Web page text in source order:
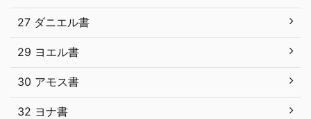
27 ダニエル書
29 ヨエル書
30 アモス書
32 ヨナ書